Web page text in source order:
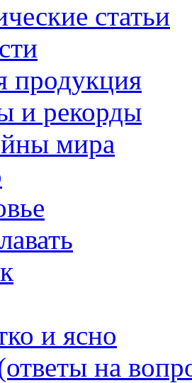
статьи
продукция
и рекорды
мира
и ясно
на